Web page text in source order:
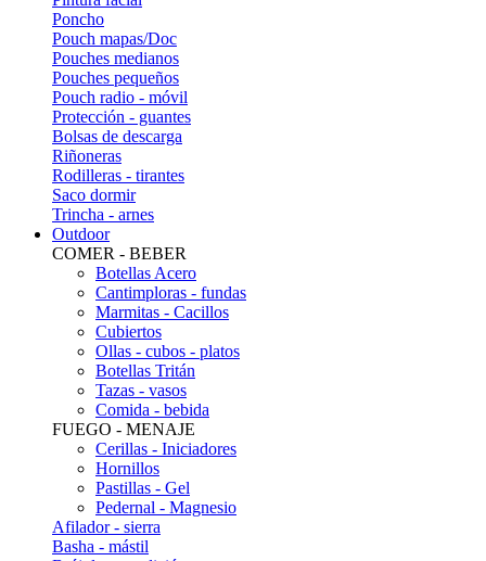
Poncho
Pouch mapas/Doc
Pouches medianos
Pouches pequeños
Pouch radio - móvil
Protección - guantes
Bolsas de descarga
Riñoneras
Rodilleras - tirantes
Saco dormir
Trincha - arnes
Outdoor
COMER - BEBER
Botellas Acero
Cantimploras - fundas
Marmitas - Cacillos
Cubiertos
Ollas - cubos - platos
Botellas Tritán
Tazas - vasos
Comida - bebida
FUEGO - MENAJE
Cerillas - Iniciadores
Hornillos
Pastillas - Gel
Pedernal - Magnesio
Afilador - sierra
Basha - mástil